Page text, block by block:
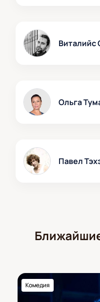
Виталийс
Ольга
Павел
Комедия